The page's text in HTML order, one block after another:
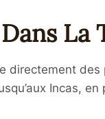
La
directement
Incas,